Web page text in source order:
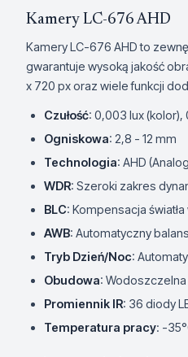
Kamery LC-676 AHD
Kamery LC-676 AHD to
gwarantuje wysoką jakość
x 720 px oraz wiele funkcji
Czułość: 0,003 lux (kolor),
Ogniskowa: 2,8 - 12 mm
Technologia: AHD
WDR: Szeroki zakres
BLC: Kompensacja
AWB: Automatyczny
Tryb Dzień/Noc:
Obudowa:
Promiennik IR: 36 diody
Temperatura pracy: -